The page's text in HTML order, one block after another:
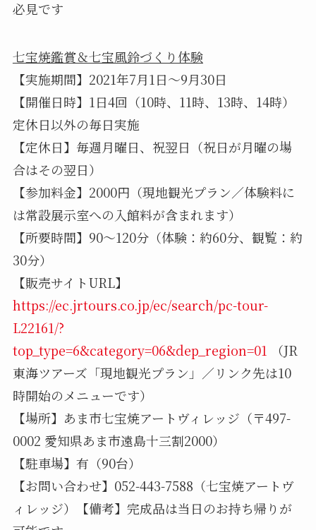
必見です
七宝焼鑑賞＆七宝風鈴づくり体験
【実施期間】2021年7月1日～9月30日
【開催日時】1日4回（10時、11時、13時、14時）
定休日以外の毎日実施
【定休日】毎週月曜日、祝翌日（祝日が月曜の場
合はその翌日）
【参加料金】2000円（現地観光プラン／体験料に
は常設展示室への入館料が含まれます）
【所要時間】90～120分（体験：約60分、観覧：約
30分）
【販売サイトURL】
https://ec.jrtours.co.jp/ec/search/pc-tour-
L22161/?
top_type=6&category=06&dep_region=01 （JR
東海ツアーズ「現地観光プラン」／リンク先は10
時開始のメニューです）
【場所】あま市七宝焼アートヴィレッジ（〒497-
0002 愛知県あま市遠島十三割2000）
【駐車場】有（90台）
【お問い合わせ】052-443-7588（七宝焼アートヴ
ィレッジ）【備考】完成品は当日のお持ち帰りが